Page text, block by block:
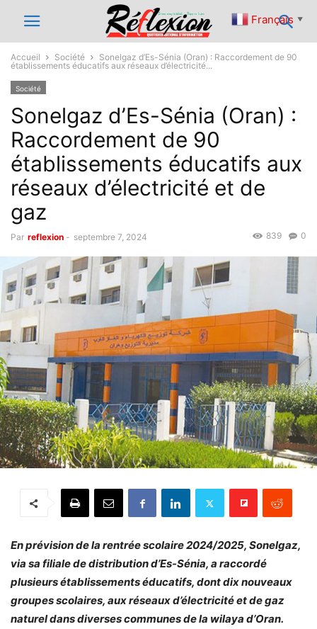
Accueil Société
Sonelgaz d’Es-Sénia (Oran) : Raccordement de 90
établissements éducatifs aux réseaux d’électricité...
Société
Sonelgaz d’Es-Sénia (Oran) :
Raccordement de 90
établissements éducatifs aux
réseaux d’électricité et de
gaz
Par reflexion - septembre 7, 2024 0
839
En prévision de la rentrée scolaire 2024/2025, Sonelgaz,
via sa filiale de distribution d’Es-Sénia, a raccordé
plusieurs établissements éducatifs, dont dix nouveaux
groupes scolaires, aux réseaux d’électricité et de gaz
naturel dans diverses communes de la wilaya d’Oran.
Français ▼